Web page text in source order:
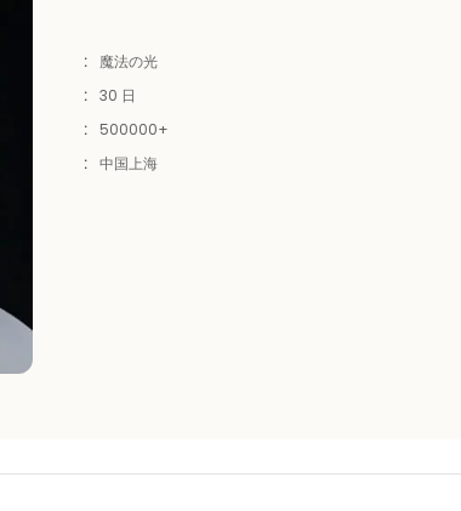
:
魔法の光
: 30 日
:
500000+
: 中国上海